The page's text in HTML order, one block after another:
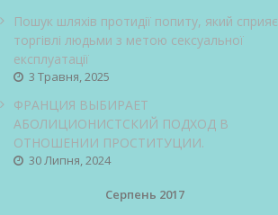
Пошук шляхів протидії попиту, який сприяє
торгівлі людьми з метою сексуальної
експлуатації
3 Травня, 2025
ФРАНЦИЯ ВЫБИРАЕТ
АБОЛИЦИОНИСТСКИЙ ПОДХОД В
ОТНОШЕНИИ ПРОСТИТУЦИИ.
30 Липня, 2024
Серпень 2017